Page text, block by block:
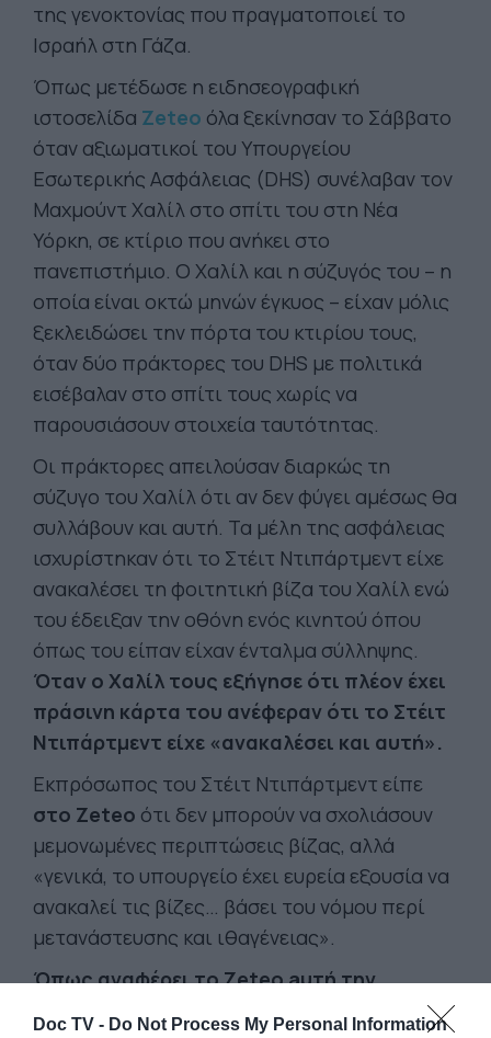
Doc TV - Do Not Process My Personal Information
της γενοκτονίας που πραγματοποιεί το
Ισραήλ στη Γάζα.
Όπως μετέδωσε η ειδησεογραφική
ιστοσελίδα Zeteo όλα ξεκίνησαν το Σάββατο
όταν αξιωματικοί του Υπουργείου
Εσωτερικής Ασφάλειας (DHS) συνέλαβαν τον
Μαχμούντ Χαλίλ στο σπίτι του στη Νέα
Υόρκη, σε κτίριο που ανήκει στο
πανεπιστήμιο. Ο Χαλίλ και η σύζυγός του – η
οποία είναι οκτώ μηνών έγκυος – είχαν μόλις
ξεκλειδώσει την πόρτα του κτιρίου τους,
όταν δύο πράκτορες του DHS με πολιτικά
εισέβαλαν στο σπίτι τους χωρίς να
παρουσιάσουν στοιχεία ταυτότητας.
Οι πράκτορες απειλούσαν διαρκώς τη
σύζυγο του Χαλίλ ότι αν δεν φύγει αμέσως θα
συλλάβουν και αυτή. Τα μέλη της ασφάλειας
ισχυρίστηκαν ότι το Στέιτ Ντιπάρτμεντ είχε
ανακαλέσει τη φοιτητική βίζα του Χαλίλ ενώ
του έδειξαν την οθόνη ενός κινητού όπου
όπως του είπαν είχαν ένταλμα σύλληψης.
Όταν ο Χαλίλ τους εξήγησε ότι πλέον έχει
πράσινη κάρτα του ανέφεραν ότι το Στέιτ
Ντιπάρτμεντ είχε «ανακαλέσει και αυτή».
Εκπρόσωπος του Στέιτ Ντιπάρτμεντ είπε
στο Zeteo ότι δεν μπορούν να σχολιάσουν
μεμονωμένες περιπτώσεις βίζας, αλλά
«γενικά, το υπουργείο έχει ευρεία εξουσία να
ανακαλεί τις βίζες… βάσει του νόμου περί
μετανάστευσης και ιθαγένειας».
Όπως αναφέρει το Zeteo aυτή την